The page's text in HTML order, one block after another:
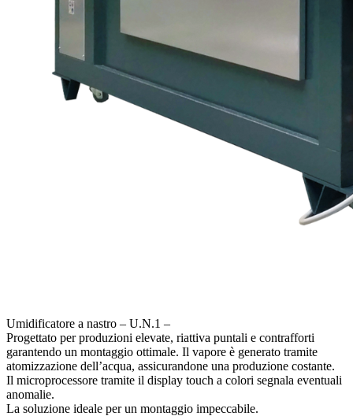
Umidificatore a nastro – U.N.1 –
Progettato per produzioni elevate, riattiva puntali e contrafforti
garantendo un montaggio ottimale. Il vapore è generato tramite
atomizzazione dell’acqua, assicurandone una produzione costante.
Il microprocessore tramite il display touch a colori segnala eventuali
anomalie.
La soluzione ideale per un montaggio impeccabile.